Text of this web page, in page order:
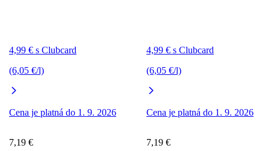
4,99 € s Clubcard
(6,05 €/l)
Cena je platná do 1. 9. 2026
7,19 €
4,99 € s Clubcard
(6,05 €/l)
Cena je platná do 1. 9. 2026
7,19 €